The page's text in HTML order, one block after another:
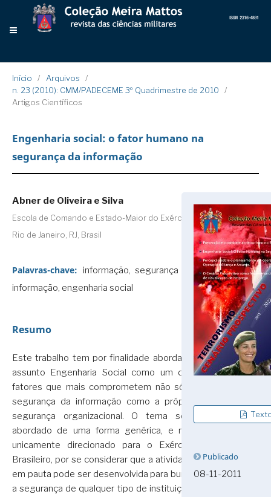
Início / Arquivos
/
n. 23 (2010): CMM/PADECEME 3º Quadrimestre de 2010
/
Artigos Científicos
Engenharia social: o fator humano na
segurança da informação
Abner de Oliveira e Silva
Escola de Comando e Estado-Maior do Exército,
Rio de Janeiro, RJ, Brasil
Palavras-chave:
informação, segurança da
informação, engenharia social
Resumo
Este trabalho tem por finalidade abordar o
assunto Engenharia Social como um dos
fatores que mais comprometem não só a
segurança da informação como a própria
segurança organizacional. O tema será
abordado de uma forma genérica, e não
unicamente direcionado para o Exército
Brasileiro, por se considerar que a atividade
em pauta pode ser desenvolvida para burlar
a segurança de qualquer tipo de instituição,
Publicado
08-11-2011